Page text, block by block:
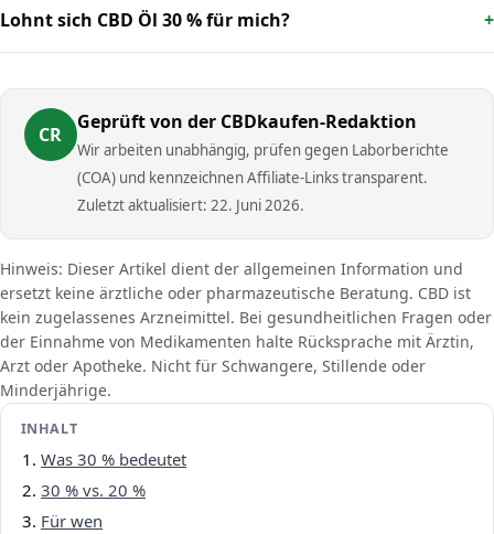
Lohnt sich CBD Öl 30 % für mich?
CR
Geprüft von der CBDkaufen-Redaktion
Wir arbeiten unabhängig, prüfen gegen Laborberichte
(COA) und kennzeichnen Affiliate-Links transparent.
Zuletzt aktualisiert: 22. Juni 2026.
Hinweis: Dieser Artikel dient der allgemeinen Information und
ersetzt keine ärztliche oder pharmazeutische Beratung. CBD ist
kein zugelassenes Arzneimittel. Bei gesundheitlichen Fragen oder
der Einnahme von Medikamenten halte Rücksprache mit Ärztin,
Arzt oder Apotheke. Nicht für Schwangere, Stillende oder
Minderjährige.
INHALT
Was 30 % bedeutet
30 % vs. 20 %
Für wen